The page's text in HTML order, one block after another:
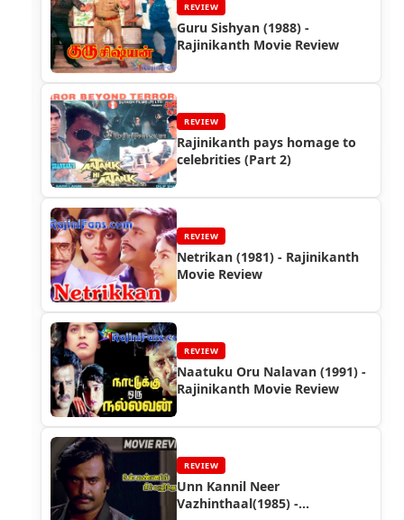
REVIEW
Guru Sishyan (1988) -
Rajinikanth Movie Review
REVIEW
Rajinikanth pays homage to
celebrities (Part 2)
REVIEW
Netrikan (1981) - Rajinikanth
Movie Review
REVIEW
Naatuku Oru Nalavan (1991) -
Rajinikanth Movie Review
REVIEW
Unn Kannil Neer
Vazhinthaal(1985) -